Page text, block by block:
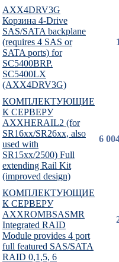
AXX4DRV3G
Корзина 4-Drive
SAS/SATA backplane
(requires 4 SAS or
SATA ports) for
SC5400BRP.
SC5400LX
(AXX4DRV3G)
КОМПЛЕКТУЮЩИЕ
К СЕРВЕРУ
AXXHERAIL2 (for
SR16xx/SR26xx, also
used with
SR15xx/2500) Full
extending Rail Kit
(improved design)
6
КОМПЛЕКТУЮЩИЕ
К СЕРВЕРУ
AXXROMBSASMR
Integrated RAID
Module provides 4 port
full featured SAS/SATA
RAID 0,1,5, 6